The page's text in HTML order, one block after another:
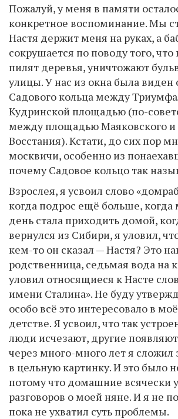
Пожалуй, у меня в памяти
конкретное воспоминание. Мы
Настя держит меня на руках, а
сокрушается по поводу того,
пилят деревья, уничтожают
улицы. У нас из окна была виден
Садового кольца между
Кудринской площадью (по-
между площадью Маяковского
Восстания). Кстати, до сих пор
москвичи, особенно из
почему Садовое кольцо так
Взрослея, я усвоил слово
когда подрос ещё больше,
день стала приходить домой,
вернулся из Сибири, я уловил,
кем-то он сказал — Настя? Это
родственница, седьмая вода на
уловил относящиеся к Насте
имени Сталина». Не буду
особо всё это интересовало в
детстве. Я усвоил, что так
люди исчезают, другие
через много-много лет я сложил
в цельную картинку. И это было
потому что домашние всячески
разговоров о моей няне. И я не
пока не ухватил суть проблемы.